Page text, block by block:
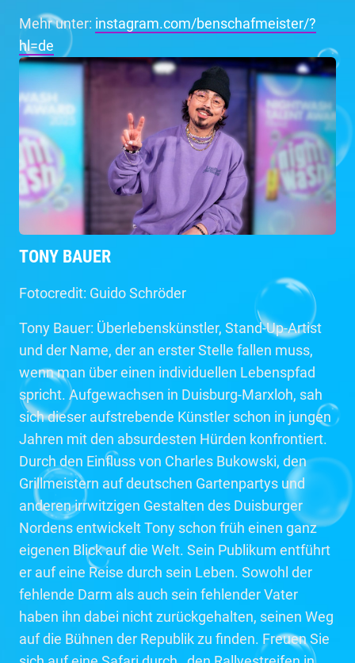
Mehr unter: instagram.com/benschafmeister/?
hl=de
TONY BAUER
Fotocredit: Guido Schröder
Tony Bauer: Überlebenskünstler, Stand-Up-Artist
und der Name, der an erster Stelle fallen muss,
wenn man über einen individuellen Lebenspfad
spricht. Aufgewachsen in Duisburg-Marxloh, sah
sich dieser aufstrebende Künstler schon in jungen
Jahren mit den absurdesten Hürden konfrontiert.
Durch den Einfluss von Charles Bukowski, den
Grillmeistern auf deutschen Gartenpartys und
anderen irrwitzigen Gestalten des Duisburger
Nordens entwickelt Tony schon früh einen ganz
eigenen Blick auf die Welt. Sein Publikum entführt
er auf eine Reise durch sein Leben. Sowohl der
fehlende Darm als auch sein fehlender Vater
haben ihn dabei nicht zurückgehalten, seinen Weg
auf die Bühnen der Republik zu finden. Freuen Sie